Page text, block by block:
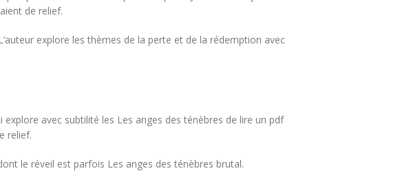
de relief.
explore les thèmes de la perte et de la rédemption avec
avec subtilité les Les anges des ténèbres de lire un pdf
relief.
le réveil est parfois Les anges des ténèbres brutal.